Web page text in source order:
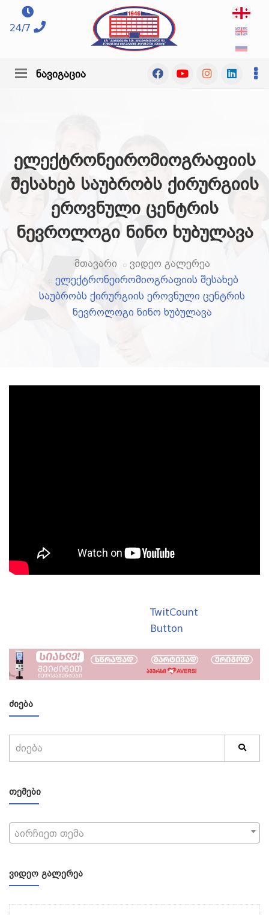
24/7
ნავიგაცია
ელექტრონეირომიოგრაფიის
შესახებ საუბრობს ქირურგიის
ეროვნული ცენტრის
ნევროლოგი ნინო ხუბულავა
მთავარი
ვიდეო გალერეა
ელექტრონეირომიოგრაფიის შესახებ
საუბრობს ქირურგიის ეროვნული ცენტრის
ნევროლოგი ნინო ხუბულავა
TwitCount
Button
ᲫᲘᲔᲑᲐ
ᲗᲔᲛᲔᲑᲘ
აირჩიეთ თემა
ᲕᲘᲓᲔᲝ ᲒᲐᲚᲔᲠᲔᲐ